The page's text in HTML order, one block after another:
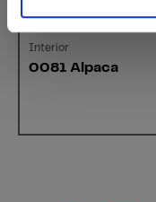
Interior
0081 Alpaca